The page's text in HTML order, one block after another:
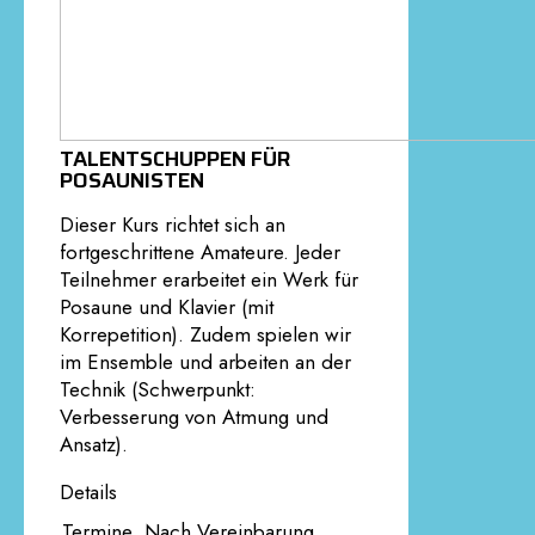
TALENTSCHUPPEN FÜR
POSAUNISTEN
Dieser Kurs richtet sich an
fortgeschrittene Amateure. Jeder
Teilnehmer erarbeitet ein Werk für
Posaune und Klavier (mit
Korrepetition). Zudem spielen wir
im Ensemble und arbeiten an der
Technik (Schwerpunkt:
Verbesserung von Atmung und
Ansatz).
Details